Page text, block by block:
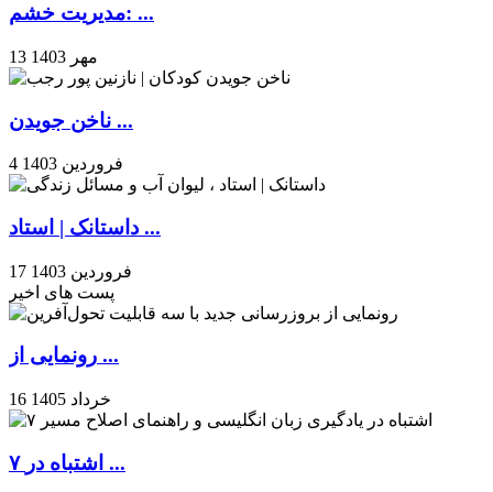
مدیریت خشم: ...
13 مهر 1403
ناخن جویدن ...
4 فروردین 1403
داستانک | استاد ...
17 فروردین 1403
پست های اخیر
رونمایی از ...
16 خرداد 1405
۷ اشتباه در ...